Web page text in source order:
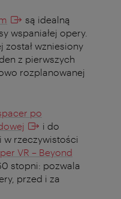
są idealną
wspaniałej opery.
został wzniesiony
z pierwszych
rozplanowanej
po
i do
rzeczywistości
VR – Beyond
stopni: pozwala
przed i za